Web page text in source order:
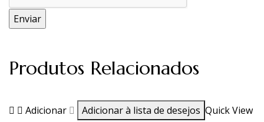
Produtos Relacionados
Adicionar Adicionar à lista de desejos Quick View